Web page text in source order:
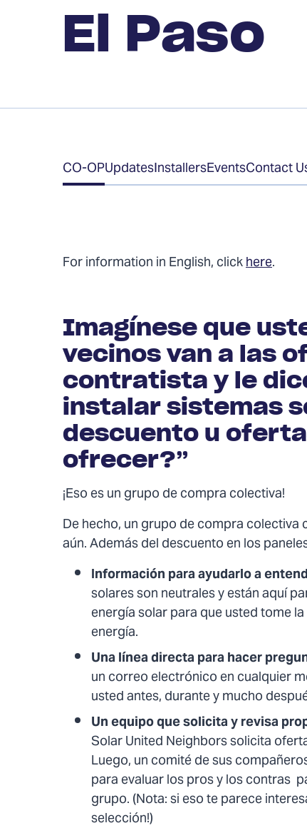
El Paso
Table
of
CO-OPUpdatesInstallersEventsContact
For information in English, clickhere.
Imagínese que
vecinos van a las
contratista y le
instalar sistemas
descuento u
ofrecer?”
¡Eso es un grupo de compra colectiva!
De hecho, un grupo de compra
aún. Además del descuento en los
Información para ayudarlo a
solares son neutrales y están aquí
energía solar para que usted tome
energía.
Una línea directa para hacer
un correo electrónico en cualquier
usted antes, durante y mucho
Un equipo que solicita y revisa
Solar United Neighbors solicita
Luego, un comité de sus
para evaluar los pros y los contras
grupo. (Nota: si eso te parece
selección!)